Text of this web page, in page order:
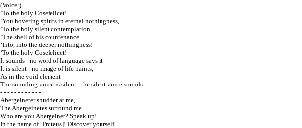
(Voice:)
‘To the holy Cosefelicet!
‘You hovering spirits in eternal nothingness,
‘To the holy silent contemplation
‘The shell of his countenance
‘Into, into the deeper nothingness!
‘To the holy Cosefelicet!
It sounds - no word of language says it -
It is silent - no image of life paints,
As in the void element
The sounding voice is silent - the silent voice sounds.
- - - - - - - - - - - -
Abergeineter shudder at me,
The Abergeinetes surround me.
Who are you Abergeinet? Speak up!
In the name of [Proteus]! Discover yourself.